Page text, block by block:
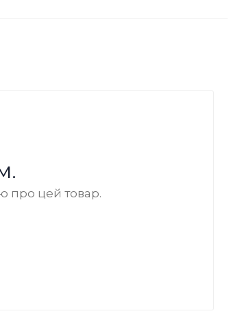
про цей товар.